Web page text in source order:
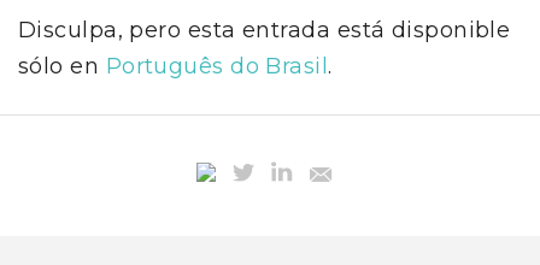
Disculpa, pero esta entrada está disponible
sólo en Português do Brasil.